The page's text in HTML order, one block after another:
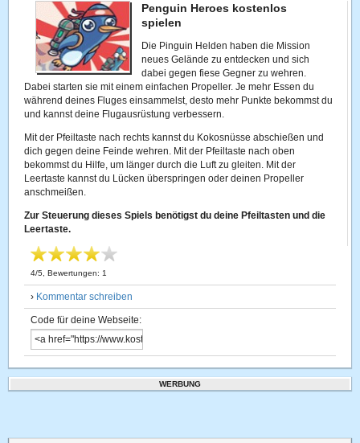
Penguin Heroes kostenlos
spielen
Die Pinguin Helden haben die Mission
neues Gelände zu entdecken und sich
dabei gegen fiese Gegner zu wehren.
Dabei starten sie mit einem einfachen Propeller. Je mehr Essen du
während deines Fluges einsammelst, desto mehr Punkte bekommst du
und kannst deine Flugausrüstung verbessern.
Mit der Pfeiltaste nach rechts kannst du Kokosnüsse abschießen und
dich gegen deine Feinde wehren. Mit der Pfeiltaste nach oben
bekommst du Hilfe, um länger durch die Luft zu gleiten. Mit der
Leertaste kannst du Lücken überspringen oder deinen Propeller
anschmeißen.
Zur Steuerung dieses Spiels benötigst du deine Pfeiltasten und die
Leertaste.
4/5 , Bewertungen: 1
› Kommentar schreiben
Code für deine Webseite:
WERBUNG